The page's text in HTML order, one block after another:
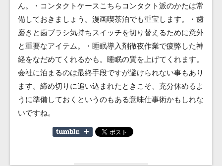
ん。・コンタクトケースこちらコンタクト派のかたは常
備しておきましょう。漫画喫茶泊でも重宝します。・歯
磨きと歯ブラシ気持ちスイッチを切り替えるために意外
と重要なアイテム。・睡眠導入剤徹夜作業で疲弊した神
経をなだめてくれるかも。睡眠の質を上げてくれます。
会社に泊まるのは最終手段ですが避けられない事もあり
ます。締め切りに追い込まれたときこそ、充分休めるよ
うに準備しておくというのもある意味仕事術かもしれな
いですね。